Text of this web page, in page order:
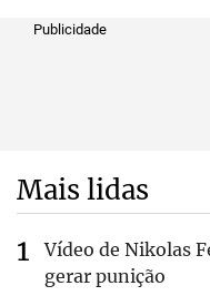
Publicidade
Mais lidas
Vídeo de Nikolas
gerar punição